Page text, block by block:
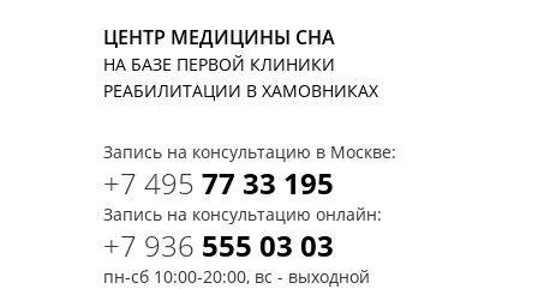
ЦЕНТР МЕДИЦИНЫ СНА
НА БАЗЕ ПЕРВОЙ КЛИНИКИ
РЕАБИЛИТАЦИИ В ХАМОВНИКАХ
Запись на консультацию в Москве:
+7 495 77 33 195
Запись на консультацию онлайн:
+7 936 555 03 03
пн-сб 10:00-20:00, вс - выходной